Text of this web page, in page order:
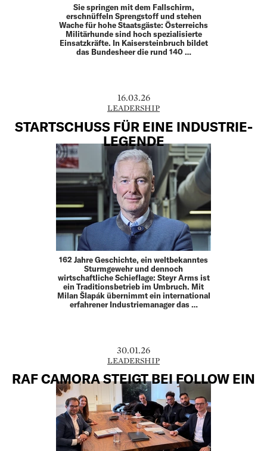
Sie springen mit dem Fallschirm,
erschnüffeln Sprengstoff und stehen
Wache für hohe Staatsgäste: Österreichs
Militär­hunde sind hoch spezialisierte
Einsatzkräfte. In Kaisersteinbruch bildet
das Bundesheer die rund 140 …
16.03.26
LEADERSHIP
STARTSCHUSS FÜR EINE INDUSTRIE-
LEGENDE
162 Jahre Geschichte, ein weltbekanntes
Sturmgewehr und dennoch
wirtschaftliche Schieflage: Steyr Arms ist
ein Traditionsbetrieb im Umbruch. Mit
Milan Šlapák übernimmt ein international
erfahrener Industriemanager das …
30.01.26
LEADERSHIP
RAF CAMORA STEIGT BEI FOLLOW EIN